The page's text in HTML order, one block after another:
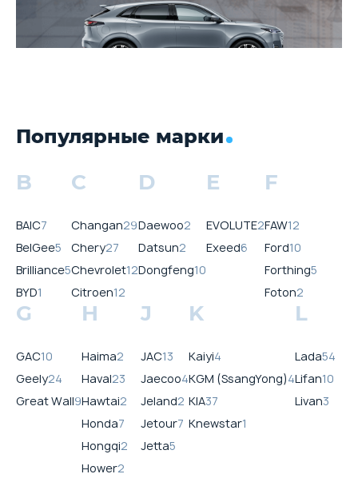
Популярные марки
B
BAIC7
BelGee5
Brilliance5
BYD1
C
Changan29
Chery27
Chevrolet12
Citroen12
D
Daewoo2
Datsun2
Dongfeng10
E
EVOLUTE2
Exeed6
F
FAW12
Ford10
Forthing5
Foton2
G
GAC10
Geely24
Great Wall9
H
Haima2
Haval23
Hawtai2
Honda7
Hongqi2
Hower2
J
JAC13
Jaecoo4
Jeland2
Jetour7
Jetta5
K
Kaiyi4
KGM (SsangYong)4
KIA37
Knewstar1
L
Lada54
Lifan10
Livan3